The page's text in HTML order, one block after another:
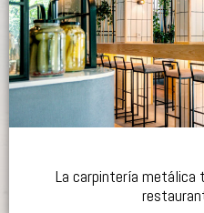
La carpintería metálica